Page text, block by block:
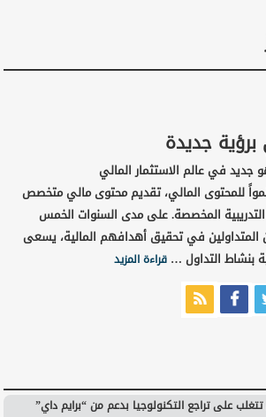
برؤية جديدة
في عالم الاستثمار المالي
للمحتوى المالي، تقديم محتوى مالي متخصص
التدريبية المخصصة. على مدى السنوات الخمس
المتداولين في تحقيق أهدافهم المالية، يسعى
بنشاط التداول …قراءة المزيد
تتغلب على تراجع التكنولوجيا بدعم من “برايم داي”